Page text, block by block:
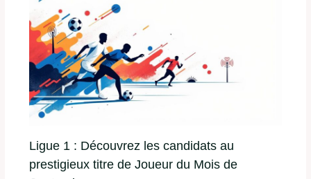
Ligue 1 : Découvrez les candidats au
prestigieux titre de Joueur du Mois de